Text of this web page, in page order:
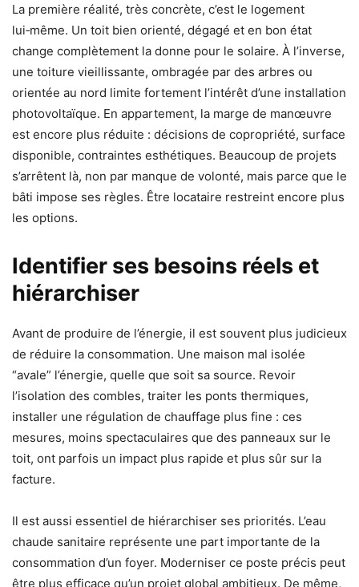
La première réalité, très concrète, c’est le logement
lui‑même. Un toit bien orienté, dégagé et en bon état
change complètement la donne pour le solaire. À l’inverse,
une toiture vieillissante, ombragée par des arbres ou
orientée au nord limite fortement l’intérêt d’une installation
photovoltaïque. En appartement, la marge de manœuvre
est encore plus réduite : décisions de copropriété, surface
disponible, contraintes esthétiques. Beaucoup de projets
s’arrêtent là, non par manque de volonté, mais parce que le
bâti impose ses règles. Être locataire restreint encore plus
les options.
Identifier ses besoins réels et
hiérarchiser
Avant de produire de l’énergie, il est souvent plus judicieux
de réduire la consommation. Une maison mal isolée
“avale” l’énergie, quelle que soit sa source. Revoir
l’isolation des combles, traiter les ponts thermiques,
installer une régulation de chauffage plus fine : ces
mesures, moins spectaculaires que des panneaux sur le
toit, ont parfois un impact plus rapide et plus sûr sur la
facture.
Il est aussi essentiel de hiérarchiser ses priorités. L’eau
chaude sanitaire représente une part importante de la
consommation d’un foyer. Moderniser ce poste précis peut
être plus efficace qu’un projet global ambitieux. De même,